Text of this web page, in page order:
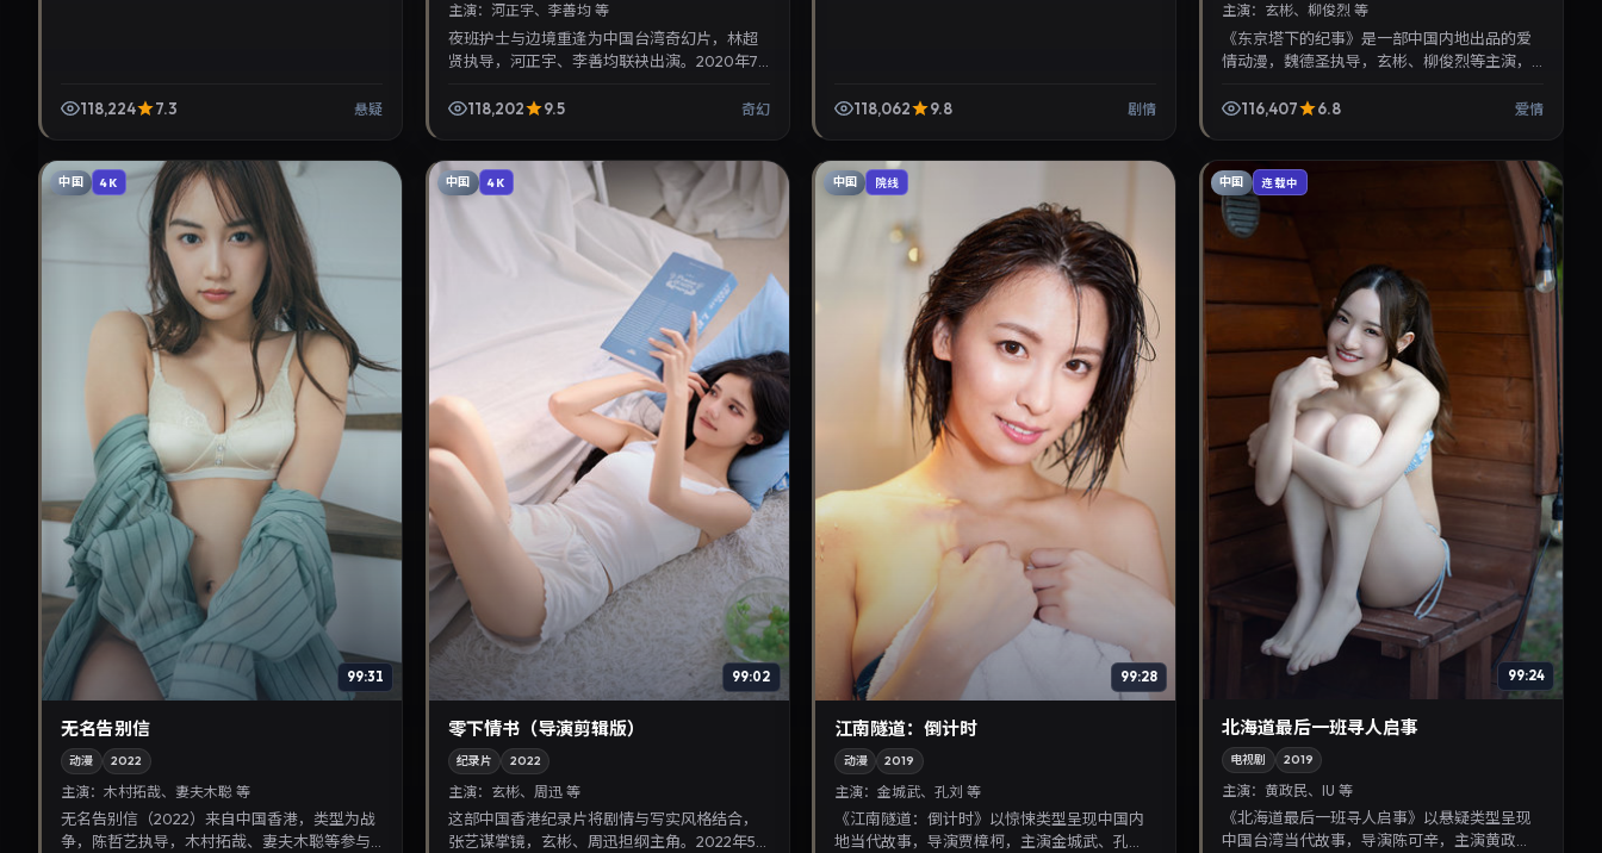
118,224 7.3 悬疑
主演： 河正宇、李善均 等
夜班护士与边境重逢为中国台湾奇幻片，林超
贤执导，河正宇、李善均联袂出演。2020年7
华语影视片库与热播...
118,202 9.5 奇幻 118,062 9.8 剧情
主演： 玄彬、柳俊烈 等
《东京塔下的纪事》是一部中国内地出品的爱
情动漫，魏德圣执导，玄彬、柳俊烈等主演，
悬念展开，适合关...
116,407 6.8 爱情
中国 4K
99:31
无名告别信
动漫 2022
主演： 木村拓哉、妻夫木聪 等
无名告别信（2022）来自中国香港，类型为战
争，陈哲艺执导，木村拓哉、妻夫木聪等参与
中国 4K
99:02
零下情书（导演剪辑版）
纪录片 2022
主演： 玄彬、周迅 等
这部中国香港纪录片将剧情与写实风格结合，
张艺谋掌镜，玄彬、周迅担纲主角。2022年5
中国 院线
99:28
江南隧道：倒计时
动漫 2019
主演：金城武、孔刘 等
《江南隧道：倒计时》以惊悚类型呈现中国内
地当代故事，导演贾樟柯，主演金城武、孔
中国 连载中
99:24
北海道最后一班寻人启事
电视剧 2019
主演： 黄政民、IU 等
《北海道最后一班寻人启事》以悬疑类型呈现
中国台湾当代故事，导演陈可辛，主演黄政